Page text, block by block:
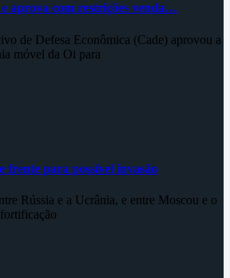
aprova com restrições venda…
de Defesa Econômica (Cade) aprovou a
móvel da Oi para
para possível invasão
Rússia e a Ucrânia, e entre Moscou e o